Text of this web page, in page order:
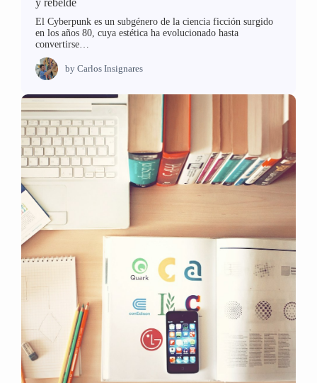
El Cyberpunk es un subgénero de la ciencia ficción surgido
en los años 80, cuya estética ha evolucionado hasta
convertirse…
by Carlos Insignares